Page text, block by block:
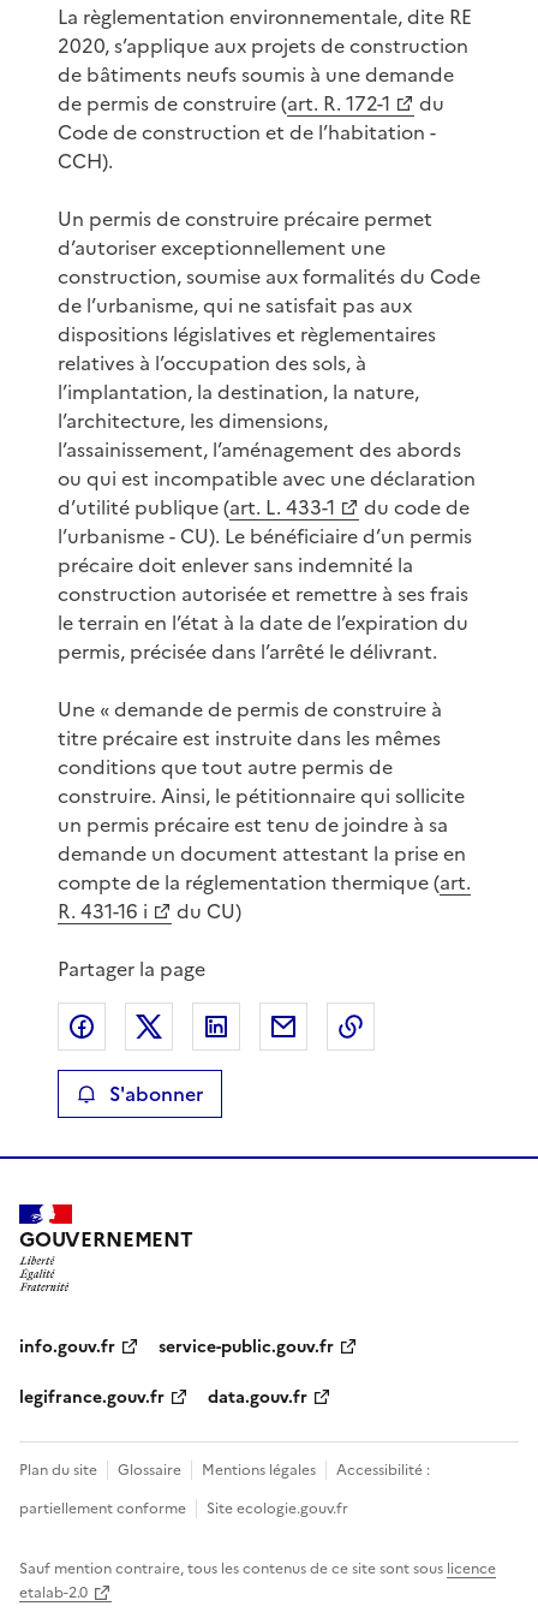
La règlementation environnementale, dite RE
2020, s’applique aux projets de construction
de bâtiments neufs soumis à une demande
de permis de construire (art. R. 172-1
du
Code de construction et de l’habitation -
CCH).
Un permis de construire précaire permet
d’autoriser exceptionnellement une
construction, soumise aux formalités du Code
de l’urbanisme, qui ne satisfait pas aux
dispositions législatives et règlementaires
relatives à l’occupation des sols, à
l’implantation, la destination, la nature,
l’architecture, les dimensions,
l’assainissement, l’aménagement des abords
ou qui est incompatible avec une déclaration
d’utilité publique (art. L. 433-1
du code de
l’urbanisme - CU). Le bénéficiaire d’un permis
précaire doit enlever sans indemnité la
construction autorisée et remettre à ses frais
le terrain en l’état à la date de l’expiration du
permis, précisée dans l’arrêté le délivrant.
Une « demande de permis de construire à
titre précaire est instruite dans les mêmes
conditions que tout autre permis de
construire. Ainsi, le pétitionnaire qui sollicite
un permis précaire est tenu de joindre à sa
demande un document attestant la prise en
compte de la réglementation thermique (art.
R. 431-16 i
du CU)
Partager la page
Partager sur Facebook
Partager sur XPartager sur LinkedIn
Partager par email
S'abonner
GOUVERNEMENT
info.gouv.fr
service-public.gouv.fr
legifrance.gouv.fr
data.gouv.fr
Plan du site Glossaire Mentions légales
Accessibilité :
partiellement conforme
Site ecologie.gouv.fr
Sauf mention contraire, tous les contenus de ce site sont sous licence
etalab-2.0